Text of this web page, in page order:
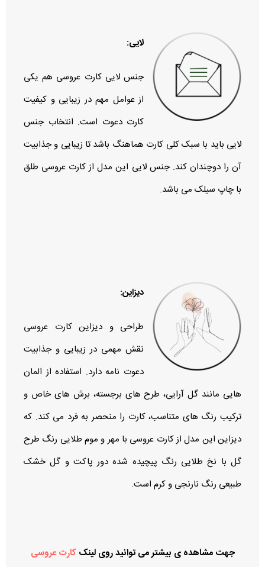
لایی:
جنس لایی کارت عروسی هم یکی
از عوامل مهم در زیبایی و کیفیت
کارت دعوت است. انتخاب جنس
لایی باید با سبک کلی کارت هماهنگ باشد تا زیبایی و جذابیت
آن را دوچندان کند. جنس لایی این مدل از کارت عروسی طلق
با چاپ سیلک می باشد.
دیزاین:
طراحی و دیزاین کارت عروسی
نقش مهمی در زیبایی و جذابیت
دعوت‌ نامه دارد. استفاده از المان‌
هایی مانند گل‌ آرایی، طرح‌ های برجسته، برش‌ های خاص و
ترکیب رنگ‌ های متناسب، کارت را منحصر به‌ فرد می‌ کند. که
دیزاین این مدل از کارت عروسی با مهر و موم طلایی رنگ طرح
گل با نخ طلایی رنگ پیچیده شده دور پاکت و گل خشک
طبیعی رنگ نارنجی و کرم است.
جهت مشاهده ی بیشتر می توانید روی لینککارت عروسی